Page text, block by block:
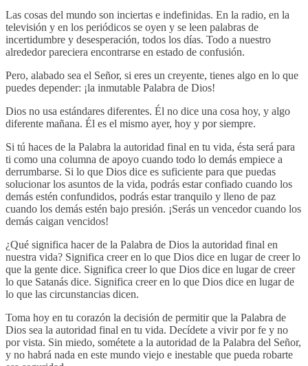
Las cosas del mundo son inciertas e indefinidas. En la radio, en la
televisión y en los periódicos se oyen y se leen palabras de
incertidumbre y desesperación, todos los días. Todo a nuestro
alrededor pareciera encontrarse en estado de confusión.
Pero, alabado sea el Señor, si eres un creyente, tienes algo en lo que
puedes depender: ¡la inmutable Palabra de Dios!
Dios no usa estándares diferentes. Él no dice una cosa hoy, y algo
diferente mañana. Él es el mismo ayer, hoy y por siempre.
Si tú haces de la Palabra la autoridad final en tu vida, ésta será para
ti como una columna de apoyo cuando todo lo demás empiece a
derrumbarse. Si lo que Dios dice es suficiente para que puedas
solucionar los asuntos de la vida, podrás estar confiado cuando los
demás estén confundidos, podrás estar tranquilo y lleno de paz
cuando los demás estén bajo presión. ¡Serás un vencedor cuando los
demás caigan vencidos!
¿Qué significa hacer de la Palabra de Dios la autoridad final en
nuestra vida? Significa creer en lo que Dios dice en lugar de creer lo
que la gente dice. Significa creer lo que Dios dice en lugar de creer
lo que Satanás dice. Significa creer en lo que Dios dice en lugar de
lo que las circunstancias dicen.
Toma hoy en tu corazón la decisión de permitir que la Palabra de
Dios sea la autoridad final en tu vida. Decídete a vivir por fe y no
por vista. Sin miedo, sométete a la autoridad de la Palabra del Señor,
y no habrá nada en este mundo viejo e inestable que pueda robarte